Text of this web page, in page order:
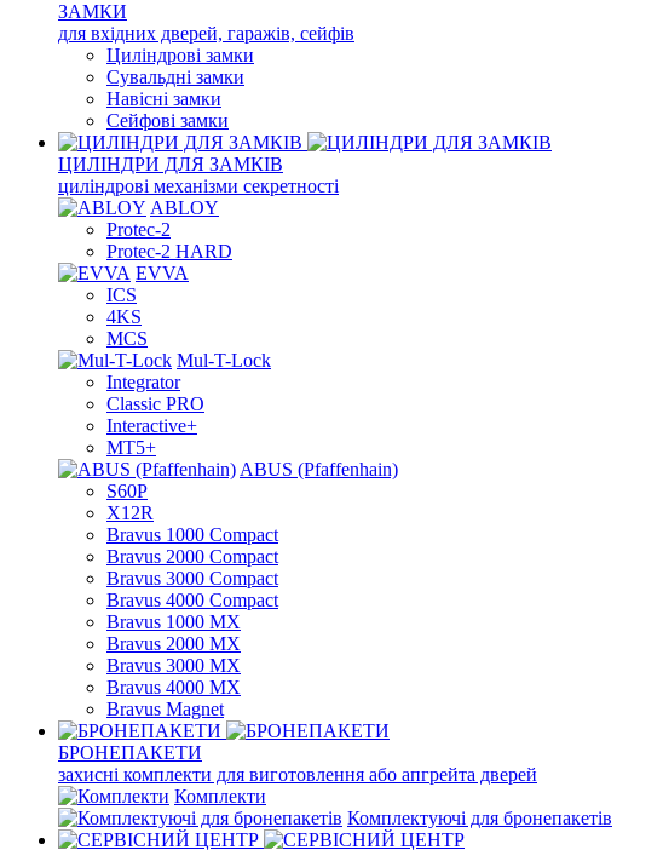
ЗАМКИ
для вхідних дверей, гаражів, сейфів
Циліндрові замки
Сувальдні замки
Навісні замки
Сейфові замки
ЦИЛІНДРИ ДЛЯ ЗАМКІВ
циліндрові механізми секретності
ABLOY
Protec-2
Protec-2 HARD
EVVA
ICS
4KS
MCS
Mul-T-Lock
Integrator
Classic PRO
Interactive+
MT5+
ABUS (Pfaffenhain)
S60P
X12R
Bravus 1000 Compact
Bravus 2000 Compact
Bravus 3000 Compact
Bravus 4000 Compact
Bravus 1000 MX
Bravus 2000 MX
Bravus 3000 MX
Bravus 4000 MX
Bravus Magnet
БРОНЕПАКЕТИ
захисні комплекти для виготовлення або апгрейта дверей
Комплекти
Комплектуючі для бронепакетів